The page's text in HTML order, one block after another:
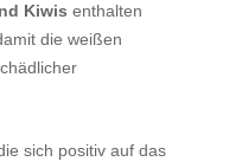
Kiwis enthalten
die weißen
sich positiv auf das